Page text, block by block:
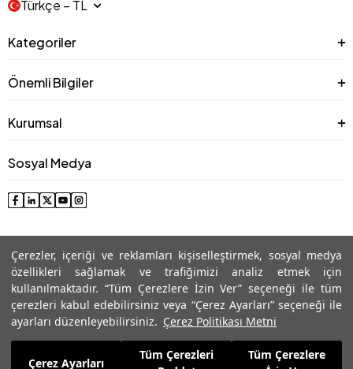
Çerezler, içeriği ve reklamları kişiselleştirmek, sosyal medya
özellikleri sağlamak ve trafiğimizi analiz etmek için
kullanılmaktadır. “Tüm Çerezlere İzin Ver” seçeneği ile tüm
çerezleri kabul edebilirsiniz veya “Çerez Ayarları” seçeneği ile
ayarları düzenleyebilirsiniz. Çerez Politikası Metni
Çerez Ayarları
Tüm Çerezleri
Tüm Çerezlere
6.999,99TL
Türkçe − TL
Kategoriler
Önemli Bilgiler
Kurumsal
Sosyal Medya
© 2025 Roman® Tüm Hakları Saklıdır, İzinsiz kullanılamaz